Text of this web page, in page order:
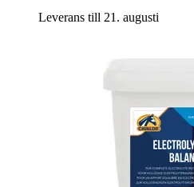
Leverans till 21. augusti